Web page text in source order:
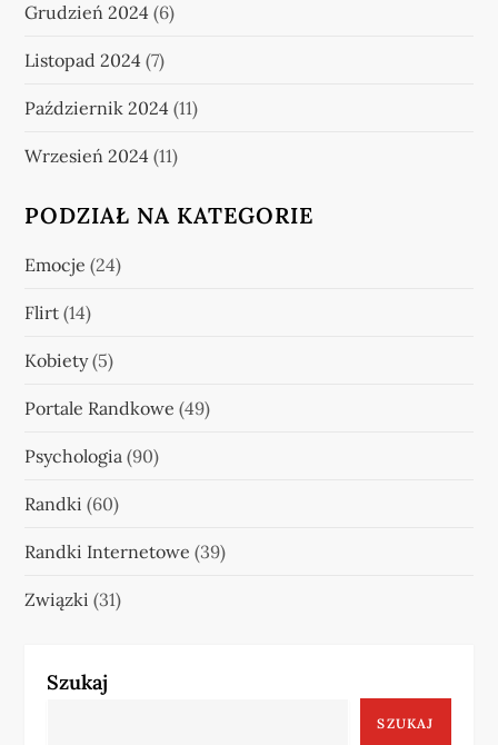
Grudzień 2024 (6)
Listopad 2024 (7)
Październik 2024 (11)
Wrzesień 2024 (11)
PODZIAŁ NA KATEGORIE
Emocje (24)
Flirt (14)
Kobiety(5)
Portale Randkowe (49)
Psychologia (90)
Randki (60)
Randki Internetowe (39)
Związki (31)
Szukaj
SZUKAJ